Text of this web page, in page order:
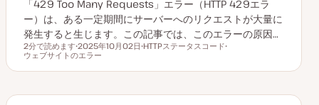
「429 Too Many Requests」エラー（HTTP 429エラ
ー）は、ある一定期間にサーバーへのリクエストが大量に
発生すると生じます。この記事では、このエラーの原因…
読むのにかかる時間
2分で読めます
更
日
2025年10月02日
ッ
HTTPステータスコード
ッ
ウェブサイトのエラー